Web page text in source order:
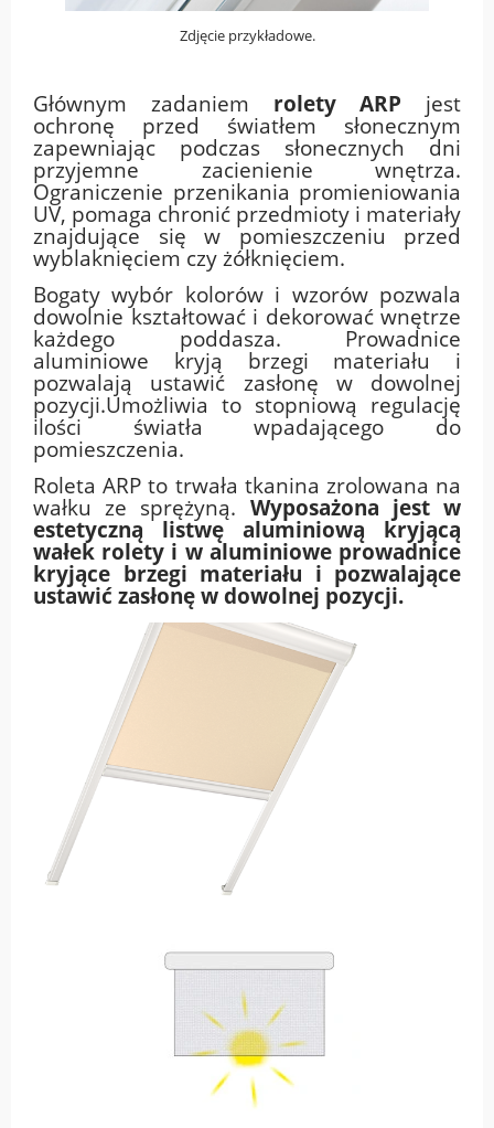
Zdjęcie przykładowe.
Głównym zadaniem rolety ARP jest
ochronę przed światłem słonecznym
zapewniając podczas słonecznych dni
przyjemne zacienienie wnętrza.
Ograniczenie przenikania promieniowania
UV, pomaga chronić przedmioty i materiały
znajdujące się w pomieszczeniu przed
wyblaknięciem czy żółknięciem.
Bogaty wybór kolorów i wzorów pozwala
dowolnie kształtować i dekorować wnętrze
każdego poddasza. Prowadnice
aluminiowe kryją brzegi materiału i
pozwalają ustawić zasłonę w dowolnej
pozycji.Umożliwia to stopniową regulację
ilości światła wpadającego do
pomieszczenia.
Roleta ARP to trwała tkanina zrolowana na
wałku ze sprężyną. Wyposażona jest w
estetyczną listwę aluminiową kryjącą
wałek rolety i w aluminiowe prowadnice
kryjące brzegi materiału i pozwalające
ustawić zasłonę w dowolnej pozycji.